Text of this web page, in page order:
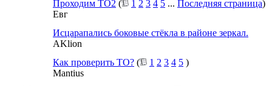
Проходим ТО2 ( 1 2 3 4 5 ... Последняя страница)
Евг
Исцарапались боковые стёкла в районе зеркал.
AKlion
Как проверить ТО? ( 1 2 3 4 5 )
Mantius